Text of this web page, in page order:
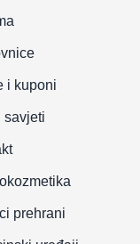
i kuponi
savjeti
prehrani